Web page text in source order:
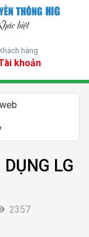
hàng
khoản
LG
2357